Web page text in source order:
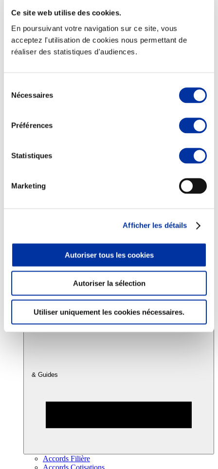
Ce site web utilise des cookies.
En poursuivant votre navigation sur ce site, vous
acceptez l'utilisation de cookies nous permettant de
réaliser des statistiques d'audiences.
Nécessaires
Préférences
Statistiques
Marketing
Afficher les détails
Autoriser tous les cookies
Autoriser la sélection
Utiliser uniquement les cookies nécessaires.
Elevage
Consommation
Sécurité sanitaire
Juste rémunération et attractivité des métiers
Info-veille scientifique
Accords
& Guides
Accords Filière
Accords Cotisations